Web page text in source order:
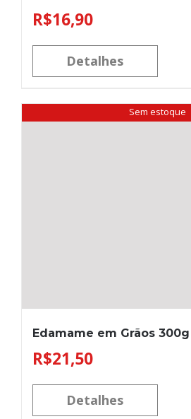
R$16,90
Detalhes
Sem estoque
Edamame em Grãos 300g
R$21,50
Detalhes